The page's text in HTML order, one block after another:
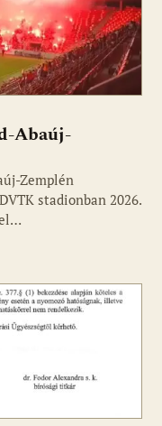
Abaúj-
Zemplén
stadionban 2026.